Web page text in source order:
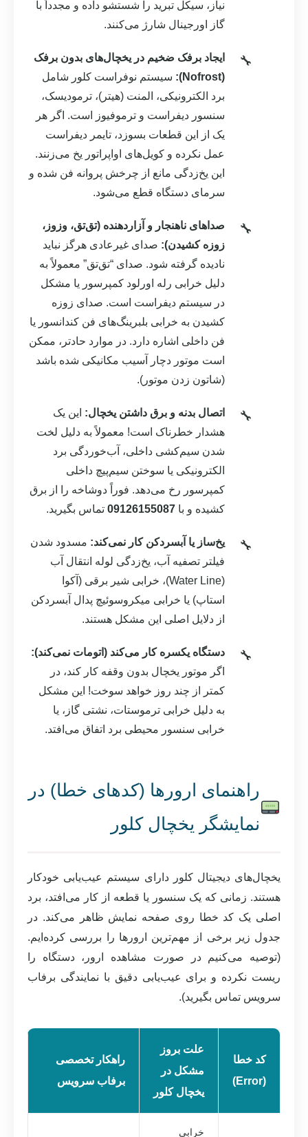
نیاز، سیکل تبرید را شستشو داده و مجدداً با
گاز اورجینال شارژ می‌کنند.
ایجاد برفک ضخیم در یخچال‌های بدون برفک
(Nofrost):
سیستم نوفراست کلور شامل
برد الکترونیکی، المنت (هیتر)، ترمودیسک،
سنسور دیفراست و ترموفیوز است. اگر هر
یک از این قطعات بسوزد، تایمر دیفراست
عمل نکرده و کویل‌های اواپراتور یخ می‌زنند.
این یخ‌زدگی مانع از چرخش پروانه فن شده و
سرمای دستگاه قطع می‌شود.
صداهای ناهنجار و آزاردهنده (تق‌تق، وزوز،
زوزه کشیدن): صدای غیرعادی هرگز نباید
نادیده گرفته شود. صدای “تق‌تق” معمولاً به
دلیل خرابی رله اورلود کمپرسور یا مشکل
در سیستم دیفراست است. صدای زوزه
کشیدن به خرابی بلبرینگ‌های فن کندانسور یا
فن داخلی اشاره دارد. در موارد حادتر، ممکن
است موتور دچار آسیب مکانیکی شده باشد
(شاتون زدن موتور).
اتصال بدنه و برق داشتن یخچال: این یک
هشدار خطرناک است! معمولاً به دلیل لخت
شدن سیم‌کشی داخلی، آب‌خوردگی برد
الکترونیکی یا سوختن سیم‌پیچ داخلی
کمپرسور رخ می‌دهد. فوراً دوشاخه را از برق
کشیده و با09126155087 تماس بگیرید.
یخ‌ساز یا آبسردکن کار نمی‌کند: مسدود شدن
فیلتر تصفیه آب، یخ‌زدگی لوله انتقال آب
(Water Line)، خرابی شیر برقی (آکوا
استاپ) یا خرابی میکروسوئیچ پدال آبسردکن
از دلایل اصلی این مشکل هستند.
دستگاه یکسره کار می‌کند (اتومات نمی‌کند):
اگر موتور یخچال بدون وقفه کار کند، در
کمتر از چند روز خواهد سوخت! این مشکل
به دلیل خرابی ترموستات، نشتی گاز، یا
خرابی سنسور محیطی برد اتفاق می‌افتد.
راهنمای ارورها (کدهای خطا) در
نمایشگر یخچال کلور
یخچال‌های دیجیتال کلور دارای سیستم عیب‌یابی خودکار
هستند. زمانی که یک سنسور یا قطعه از کار می‌افتد، برد
اصلی یک کد خطا روی صفحه نمایش ظاهر می‌کند. در
جدول زیر برخی از مهم‌ترین ارورها را بررسی کرده‌ایم.
(توصیه می‌کنیم در صورت مشاهده ارور، دستگاه را
ریست نکرده و برای عیب‌یابی دقیق با نمایندگی برفاب
سرویس تماس بگیرید).
کد خطا
(Error)
علت بروز
مشکل در
یخچال کلور
راهکار تخصصی
برفاب سرویس
خرابی